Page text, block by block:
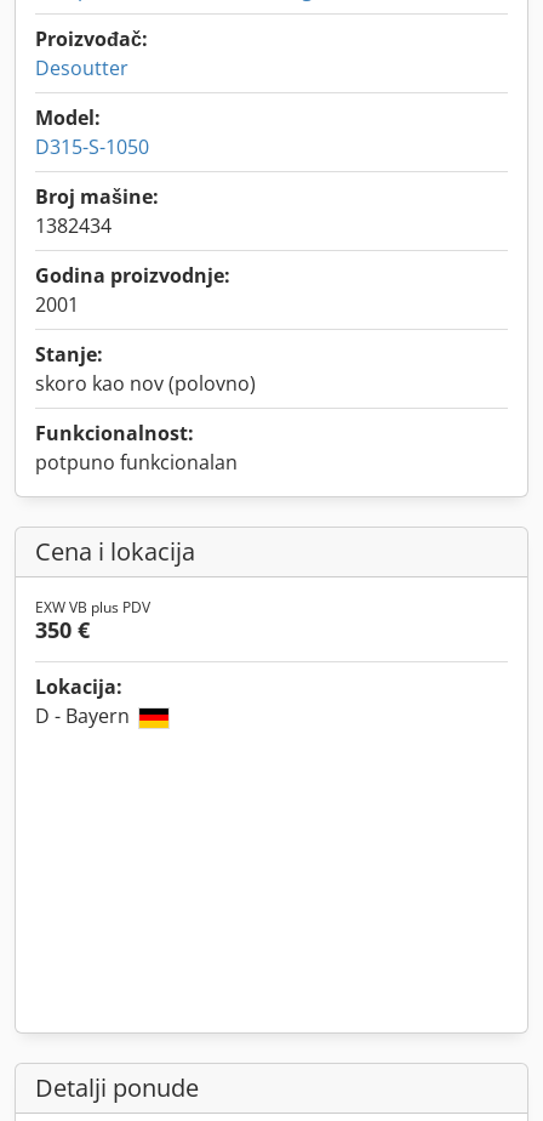
Proizvođač:
Desoutter
Model:
D315-S-1050
Broj mašine:
1382434
Godina proizvodnje:
2001
Stanje:
skoro kao nov (polovno)
Funkcionalnost:
potpuno funkcionalan
Cena i lokacija
EXW VB plus PDV
350 €
Lokacija:
D - Bayern
Detalji ponude